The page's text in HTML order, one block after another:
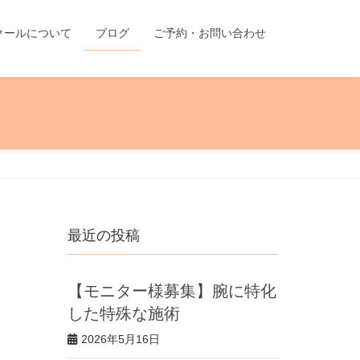
ールについて ブログ ご予約・お問い合わせ
最近の投稿
【モニター様募集】腕に特化
した特殊な施術
2026年5月16日